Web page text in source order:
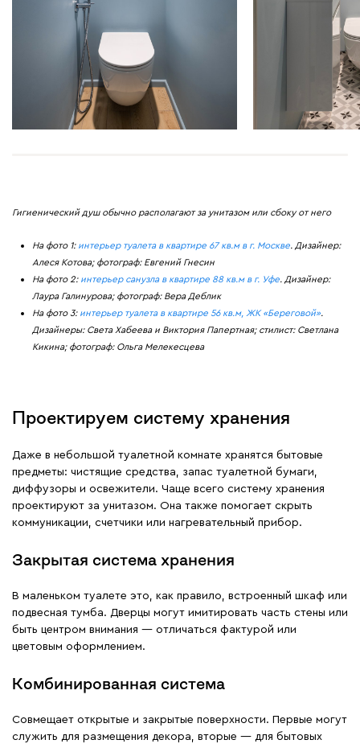
Гигиенический душ обычно располагают за унитазом или сбоку от него
На фото 1: интерьер туалета в квартире 67 кв.м в г. Москве. Дизайнер:
Алеся Котова; фотограф: Евгений Гнесин
На фото 2: интерьер санузла в квартире 88 кв.м в г. Уфе. Дизайнер:
Лаура Галинурова; фотограф: Вера Деблик
На фото 3: интерьер туалета в квартире 56 кв.м, ЖК «Береговой».
Дизайнеры: Света Хабеева и Виктория Папертная; стилист: Светлана
Кикина; фотограф: Ольга Мелекесцева
Проектируем систему хранения
Даже в небольшой туалетной комнате хранятся бытовые
предметы: чистящие средства, запас туалетной бумаги,
диффузоры и освежители. Чаще всего систему хранения
проектируют за унитазом. Она также помогает скрыть
коммуникации, счетчики или нагревательный прибор.
Закрытая система хранения
В маленьком туалете это, как правило, встроенный шкаф или
подвесная тумба. Дверцы могут имитировать часть стены или
быть центром внимания — отличаться фактурой или
цветовым оформлением.
Комбинированная система
Совмещает открытые и закрытые поверхности. Первые могут
служить для размещения декора, вторые — для бытовых